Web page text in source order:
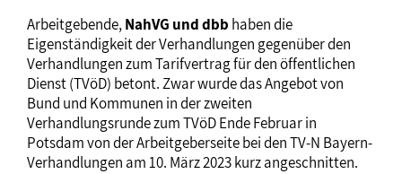
Arbeitgebende,NahVG und dbb haben die
Eigenständigkeit der Verhandlungen gegenüber den
Verhandlungen zum Tarifvertrag für den öffentlichen
Dienst (TVöD) betont. Zwar wurde das Angebot von
Bund und Kommunen in der zweiten
Verhandlungsrunde zum TVöD Ende Februar in
Potsdam von der Arbeitgeberseite bei den TV-N Bayern-
Verhandlungen am 10. März 2023 kurz angeschnitten.